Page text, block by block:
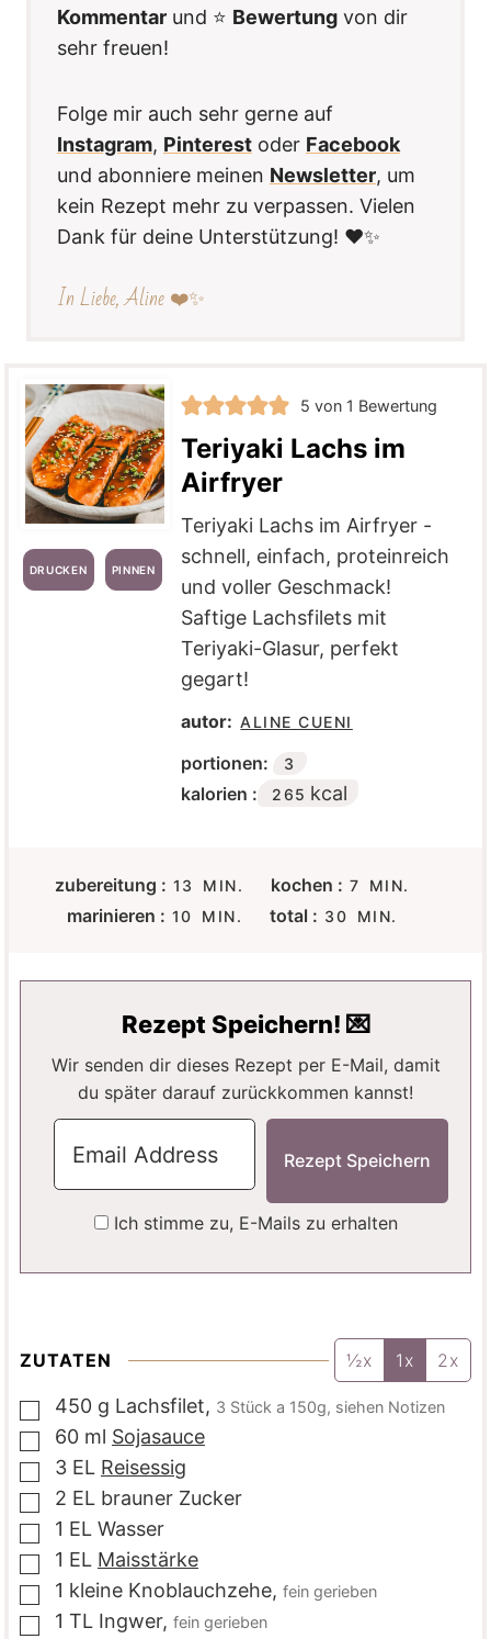
Kommentar und ⭐️ Bewertung von dir
sehr freuen!
Folge mir auch sehr gerne auf
Instagram, Pinterest oder Facebook
und abonniere meinen Newsletter, um
kein Rezept mehr zu verpassen. Vielen
Dank für deine Unterstützung! ❤️✨
In Liebe, Aline ❤️✨
DRUCKEN PINNEN
5 von 1 Bewertung
Teriyaki Lachs im
Airfryer
Teriyaki Lachs im Airfryer -
schnell, einfach, proteinreich
und voller Geschmack!
Saftige Lachsfilets mit
Teriyaki-Glasur, perfekt
gegart!
autor: ALINE CUENI
portionen: 3
kalorien : 265 kcal
zubereitung : 13 M
N
T
N
MIN. kochen : 7 M
N
T
N
MIN.
marinieren : 10 M
U
E
MIN. total : 30 M
U
E
N
MIN.
Rezept Speichern! 💌
Wir senden dir dieses Rezept per E-Mail, damit
du später darauf zurückkommen kannst!
Ich stimme zu, E-Mails zu erhalten
ZUTATEN ½x 1x 2x
▢
450 g Lachsfilet, 3 Stück a 150g, siehen Notizen
▢
60 ml Sojasauce
▢
3 EL Reisessig
▢
2 EL brauner Zucker
▢
1 EL Wasser
▢
1 EL Maisstärke
▢
1 kleine Knoblauchzehe, fein gerieben
▢
1 TL Ingwer, fein gerieben